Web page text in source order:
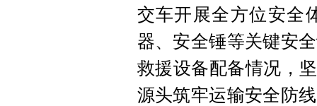
交车开展全方位安全
器、安全锤等关键安
救援设备配备情况，
源头筑牢运输安全防